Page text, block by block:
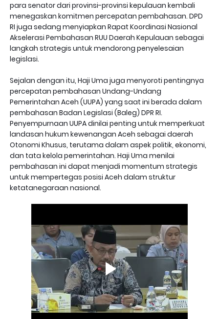
para senator dari provinsi-provinsi kepulauan kembali
menegaskan komitmen percepatan pembahasan. DPD
RI juga sedang menyiapkan Rapat Koordinasi Nasional
Akselerasi Pembahasan RUU Daerah Kepulauan sebagai
langkah strategis untuk mendorong penyelesaian
legislasi.
Sejalan dengan itu, Haji Uma juga menyoroti pentingnya
percepatan pembahasan Undang-Undang
Pemerintahan Aceh (UUPA) yang saat ini berada dalam
pembahasan Badan Legislasi (Baleg) DPR RI.
Penyempurnaan UUPA dinilai penting untuk memperkuat
landasan hukum kewenangan Aceh sebagai daerah
Otonomi Khusus, terutama dalam aspek politik, ekonomi,
dan tata kelola pemerintahan. Haji Uma menilai
pembahasan ini dapat menjadi momentum strategis
untuk mempertegas posisi Aceh dalam struktur
ketatanegaraan nasional.